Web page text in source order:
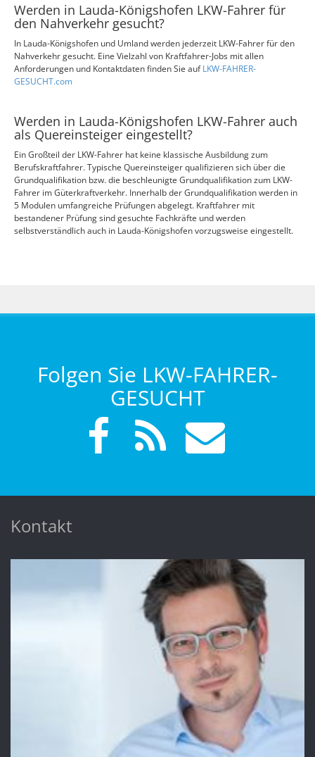
Werden in Lauda-Königshofen LKW-Fahrer für
den Nahverkehr gesucht?
In Lauda-Königshofen und Umland werden jederzeit LKW-Fahrer für den
Nahverkehr gesucht. Eine Vielzahl von Kraftfahrer-Jobs mit allen
Anforderungen und Kontaktdaten finden Sie aufLKW-FAHRER-
GESUCHT.com
Werden in Lauda-Königshofen LKW-Fahrer auch
als Quereinsteiger eingestellt?
Ein Großteil der LKW-Fahrer hat keine klassische Ausbildung zum
Berufskraftfahrer. Typische Quereinsteiger qualifizieren sich über die
Grundqualifikation bzw. die beschleunigte Grundqualifikation zum LKW-
Fahrer im Güterkraftverkehr. Innerhalb der Grundqualifikation werden in
5 Modulen umfangreiche Prüfungen abgelegt. Kraftfahrer mit
bestandener Prüfung sind gesuchte Fachkräfte und werden
selbstverständlich auch in Lauda-Königshofen vorzugsweise eingestellt.
Folgen Sie LKW-FAHRER-
GESUCHT
Kontakt